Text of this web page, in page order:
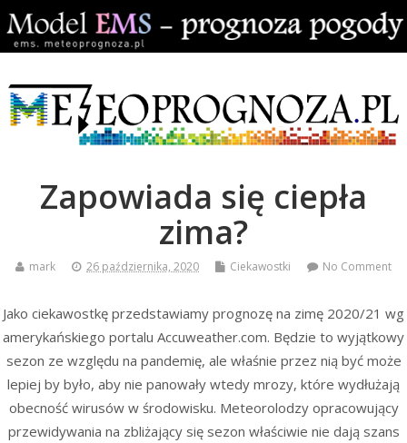
Zapowiada się ciepła
zima?
mark 26 października, 2020 Ciekawostki No Comment
Jako ciekawostkę przedstawiamy prognozę na zimę 2020/21 wg
amerykańskiego portalu Accuweather.com. Będzie to wyjątkowy
sezon ze względu na pandemię, ale właśnie przez nią być może
lepiej by było, aby nie panowały wtedy mrozy, które wydłużają
obecność wirusów w środowisku. Meteorolodzy opracowujący
przewidywania na zbliżający się sezon właściwie nie dają szans